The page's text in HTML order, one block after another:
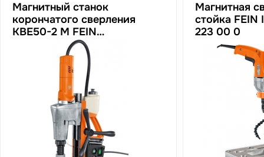
Магнитный станок
корончатого сверления
KBE50-2 M FEIN
72705260000
Магнитная
стойка FEIN
223 00 0